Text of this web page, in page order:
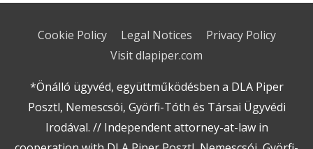
Cookie Policy Legal Notices
Privacy Policy
Visit dlapiper.com
*Önálló ügyvéd, együttműködésben a DLA Piper
Posztl, Nemescsói, Györfi-Tóth és Társai Ügyvédi
Irodával. // Independent attorney-at-law in